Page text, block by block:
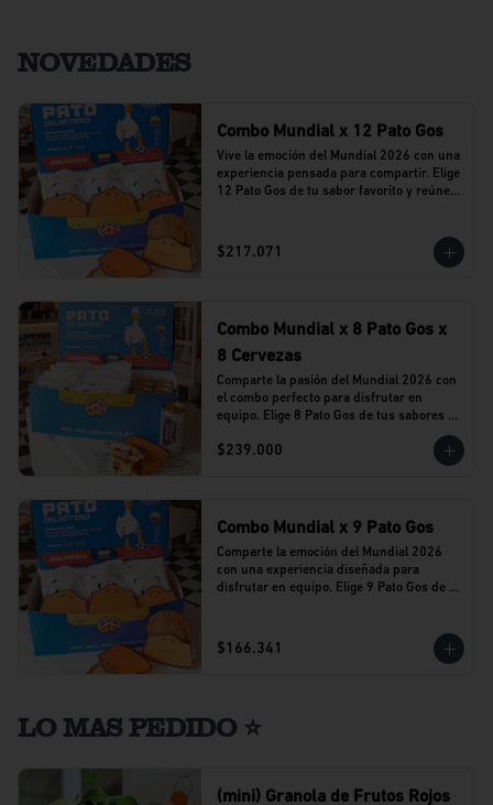
NOVEDADES
Combo Mundial x 12 Pato Gos
Vive la emoción del Mundial 2026 con una
experiencia pensada para compartir. Elige
12 Pato Gos de tu sabor favorito y reúne a
$217.071
Combo Mundial x 8 Pato Gos x
8 Cervezas
Comparte la pasión del Mundial 2026 con
el combo perfecto para disfrutar en
equipo. Elige 8 Pato Gos de tus sabores
favoritos y acompáñalos con 8 cervezas
Stella Artois en lata.
$239.000
Combo Mundial x 9 Pato Gos
Comparte la emoción del Mundial 2026
con una experiencia diseñada para
disfrutar en equipo. Elige 9 Pato Gos de tu
Al Agua Patos.
$166.341
LO MAS PEDIDO ⭐
(mini) Granola de Frutos Rojos